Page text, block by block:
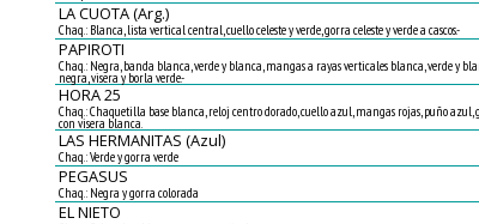
LA CUOTA (Arg.)
Chaq.: Blanca, lista vertical central, cuello celeste y verde, gorra celeste y verde a cascos.-
PAPIROTI
Chaq.: Negra, banda blanca, verde y blanca, mangas a rayas verticales blanca, verde y
negra, visera y borla verde.-
HORA 25
Chaq.: Chaquetilla base blanca, reloj centro dorado, cuello azul, mangas rojas, puño azul,
con visera blanca.
LAS HERMANITAS (Azul)
Chaq.: Verde y gorra verde
PEGASUS
Chaq.: Negra y gorra colorada
EL NIETO